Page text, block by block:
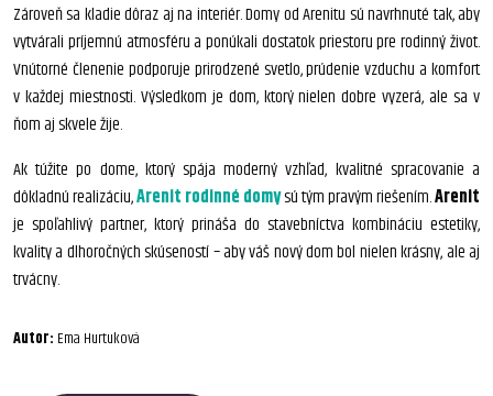
Zároveň sa kladie dôraz aj na interiér. Domy od Arenitu sú navrhnuté tak, aby
vytvárali príjemnú atmosféru a ponúkali dostatok priestoru pre rodinný život.
Vnútorné členenie podporuje prirodzené svetlo, prúdenie vzduchu a komfort
v každej miestnosti. Výsledkom je dom, ktorý nielen dobre vyzerá, ale sa v
ňom aj skvele žije.
Ak túžite po dome, ktorý spája moderný vzhľad, kvalitné spracovanie a
dôkladnú realizáciu,Arenit rodinné domysú tým pravým riešením.Arenit
je spoľahlivý partner, ktorý prináša do stavebníctva kombináciu estetiky,
kvality a dlhoročných skúseností – aby váš nový dom bol nielen krásny, ale aj
trvácny.
Autor: Ema Hurtuková